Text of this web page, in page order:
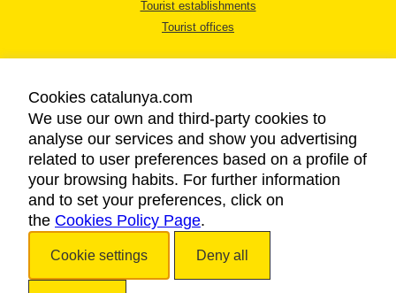
Tourist establishments
Tourist offices
LEGAL NOTICE
PRIVACY POLICY
COOKIES POLICY
ACCESSIBILITY
Cookies catalunya.com
We use our own and third-party cookies to
analyse our services and show you advertising
related to user preferences based on a profile of
your browsing habits. For further information
and to set your preferences, click on
the Cookies Policy Page.
Cookie settings Deny all